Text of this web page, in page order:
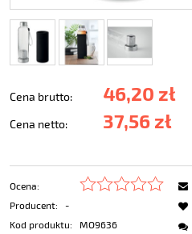
Cena brutto: 46,20 zł
Cena netto: 37,56 zł
Ocena:
Producent:
-
Kod produktu:
MO9636